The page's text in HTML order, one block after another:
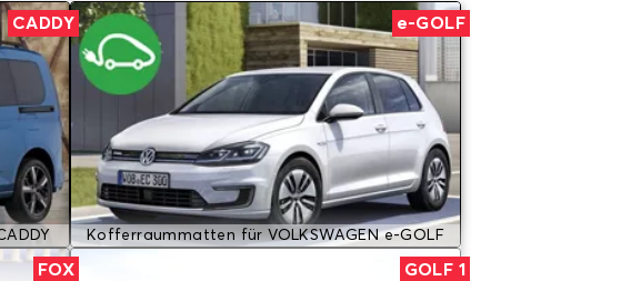
CADDY e-GOLF
Kofferraummatten für VOLKSWAGEN e-GOLF
FOX GOLF 1